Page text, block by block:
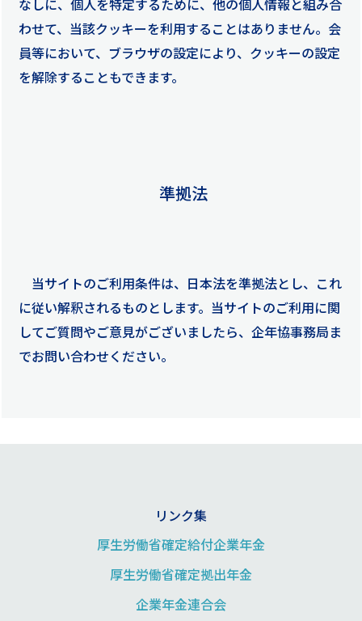
わせて、当該クッキーを利用することはありません。会
員等において、ブラウザの設定により、クッキーの設定
を解除することもできます。
準拠法
当サイトのご利用条件は、日本法を準拠法とし、これ
に従い解釈されるものとします。当サイトのご利用に関
してご質問やご意見がございましたら、企年協事務局ま
でお問い合わせください。
リンク集
厚生労働省確定給付企業年金
厚生労働省確定拠出年金
企業年金連合会